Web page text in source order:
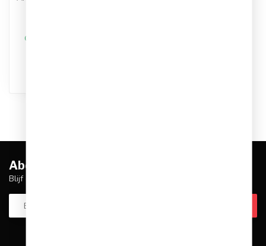
Op werkdagen voor 17.00
Abonneer je op onze nieuwsbrief
Blijf op de hoogte over onze laatste acties